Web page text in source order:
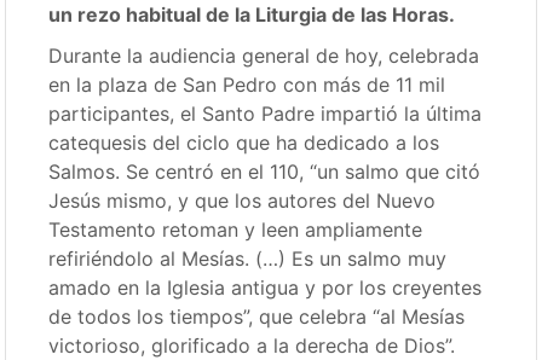
un rezo habitual de la Liturgia de las Horas.
Durante la audiencia general de hoy, celebrada
en la plaza de San Pedro con más de 11 mil
participantes, el Santo Padre impartió la última
catequesis del ciclo que ha dedicado a los
Salmos. Se centró en el 110, “un salmo que citó
Jesús mismo, y que los autores del Nuevo
Testamento retoman y leen ampliamente
refiriéndolo al Mesías. (…) Es un salmo muy
amado en la Iglesia antigua y por los creyentes
de todos los tiempos”, que celebra “al Mesías
victorioso, glorificado a la derecha de Dios”.